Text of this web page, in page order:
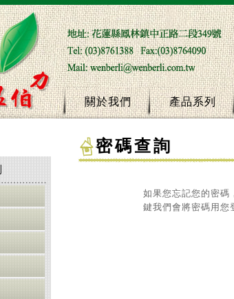
關於我們 產品系列
密碼查詢
如果您忘記您的密碼
鍵我們會將密碼用您